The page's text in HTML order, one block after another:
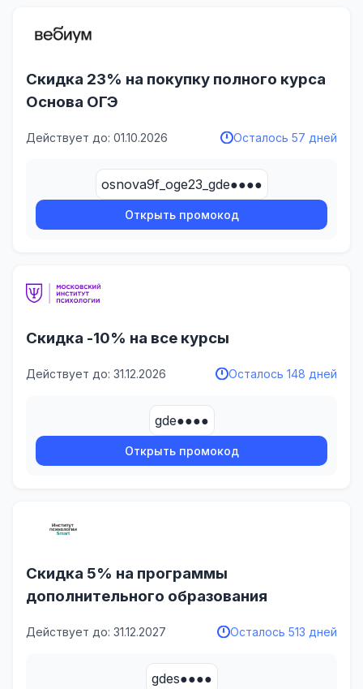
Скидка 23% на покупку полного курса
Основа ОГЭ
Действует до: 01.10.2026 Осталось 57 дней
osnova9f_oge23_gde●●●●
Открыть промокод
Скидка -10% на все курсы
Действует до: 31.12.2026 Осталось 148 дней
gde●●●●
Открыть промокод
Скидка 5% на программы
дополнительного образования
Действует до: 31.12.2027 Осталось 513 дней
gdes●●●●